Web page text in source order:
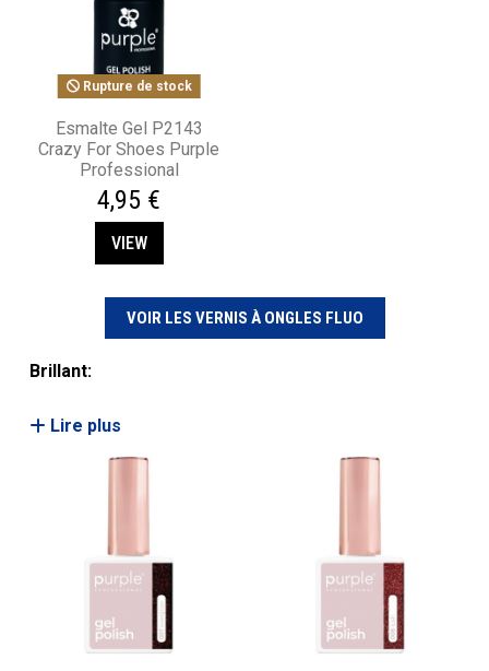
Rupture de stock
Esmalte Gel P2143
Crazy For Shoes Purple
Professional
4,95 €
VIEW
VOIR LES VERNIS À ONGLES FLUO
Brillant:
Lire plus